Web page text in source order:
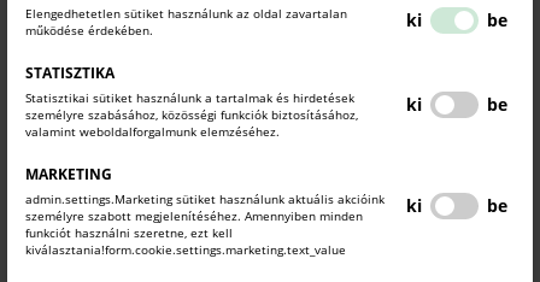
Elengedhetetlen sütiket használunk az oldal zavartalan
működése érdekében.
ki be
STATISZTIKA
Statisztikai sütiket használunk a tartalmak és hirdetések
személyre szabásához, közösségi funkciók biztosításához,
valamint weboldalforgalmunk elemzéséhez.
ki be
MARKETING
admin.settings.Marketing sütiket használunk aktuális akcióink
személyre szabott megjelenítéséhez. Amennyiben minden
funkciót használni szeretne, ezt kell
kiválasztania!form.cookie.settings.marketing.text_value
ki be